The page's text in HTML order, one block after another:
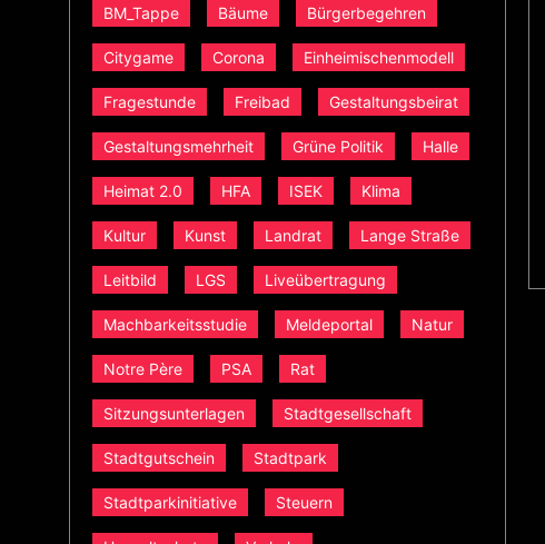
BM_Tappe Bäume Bürgerbegehren
Citygame Corona Einheimischenmodell
Fragestunde Freibad Gestaltungsbeirat
Gestaltungsmehrheit Grüne Politik Halle
Heimat 2.0 HFA ISEK Klima
Kultur Kunst Landrat Lange Straße
Leitbild LGS Liveübertragung
Machbarkeitsstudie Meldeportal Natur
Notre Père PSA Rat
Sitzungsunterlagen Stadtgesellschaft
Stadtgutschein Stadtpark
Stadtparkinitiative Steuern